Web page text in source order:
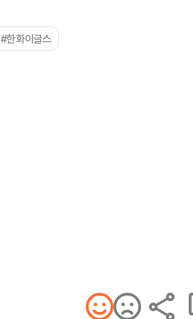
#한화이글스